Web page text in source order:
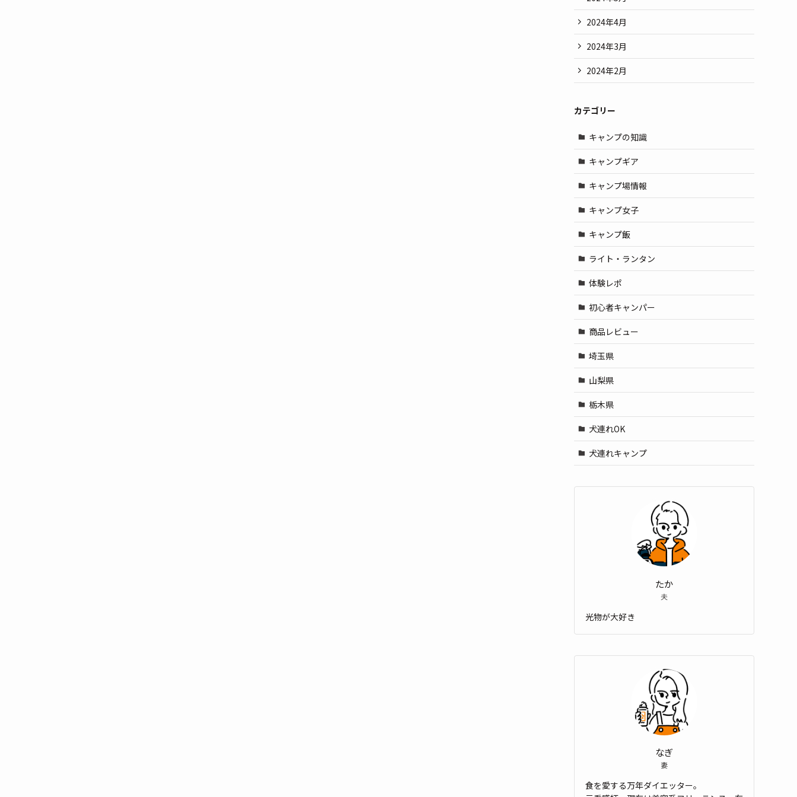
2024年4月
2024年3月
2024年2月
カテゴリー
キャンプの知識
キャンプギア
キャンプ場情報
キャンプ女子
キャンプ飯
ライト・ランタン
体験レポ
初心者キャンパー
商品レビュー
埼玉県
山梨県
栃木県
犬連れOK
犬連れキャンプ
たか
夫
光物が大好き
なぎ
妻
食を愛する万年ダイエッター。